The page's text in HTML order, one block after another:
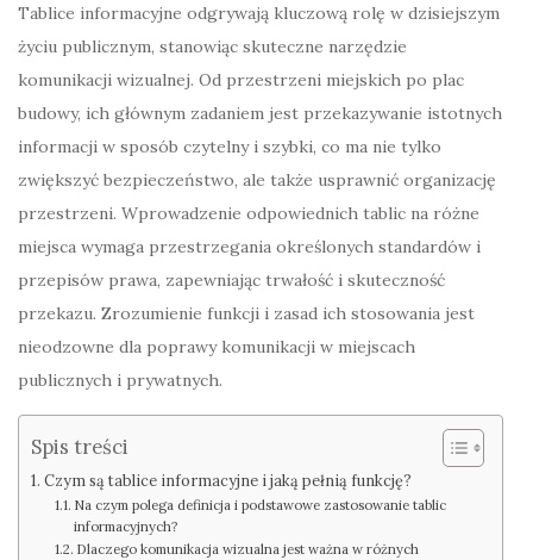
Tablice informacyjne odgrywają kluczową rolę w dzisiejszym
życiu publicznym, stanowiąc skuteczne narzędzie
komunikacji wizualnej. Od przestrzeni miejskich po plac
budowy, ich głównym zadaniem jest przekazywanie istotnych
informacji w sposób czytelny i szybki, co ma nie tylko
zwiększyć bezpieczeństwo, ale także usprawnić organizację
przestrzeni. Wprowadzenie odpowiednich tablic na różne
miejsca wymaga przestrzegania określonych standardów i
przepisów prawa, zapewniając trwałość i skuteczność
przekazu. Zrozumienie funkcji i zasad ich stosowania jest
nieodzowne dla poprawy komunikacji w miejscach
publicznych i prywatnych.
Spis treści
Czym są tablice informacyjne i jaką pełnią funkcję?
Na czym polega definicja i podstawowe zastosowanie tablic
informacyjnych?
Dlaczego komunikacja wizualna jest ważna w różnych